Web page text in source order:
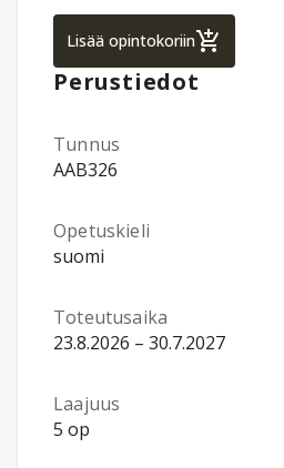
Lisää opintokoriin
Urheilijan
Perustiedot
Tunnus
AAB326
Opetuskieli
suomi
Toteutusaika
23.8.2026 – 30.7.2027
Laajuus
5 op